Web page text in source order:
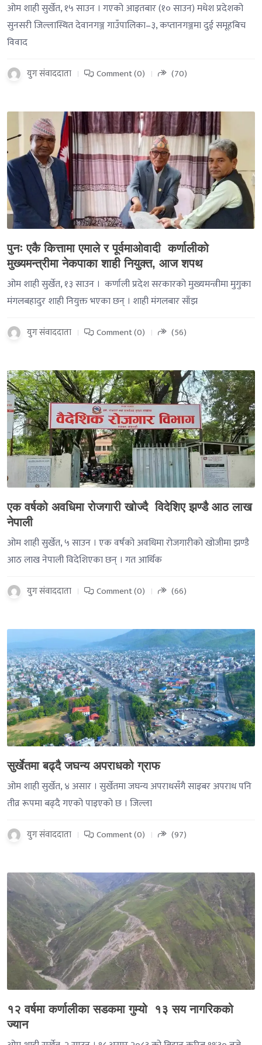
ओम शाही सुर्खेत, १५ साउन । गएको आइतबार (१० साउन) मधेश प्रदेशको
सुनसरी जिल्लास्थित देवानगञ्ज गाउँपालिका–३, कप्तानगञ्जमा दुई समूहबिच
विवाद
युग संवाददाता Comment (0) (70)
पुनः एकै कित्तामा एमाले र पूर्वमाओवादी कर्णालीको
मुख्यमन्त्रीमा नेकपाका शाही नियुक्त, आज शपथ
ओम शाही सुर्खेत, १३ साउन । कर्णाली प्रदेश सरकारको मुख्यमन्त्रीमा मुगुका
मंगलबहादुर शाही नियुक्त भएका छन् । शाही मंगलबार साँझ
युग संवाददाता Comment (0) (56)
एक वर्षको अवधिमा रोजगारी खोज्दै विदेशिए झण्डै आठ लाख
नेपाली
ओम शाही सुर्खेत, ५ साउन । एक वर्षको अवधिमा रोजगारीको खोजीमा झण्डै
आठ लाख नेपाली विदेशिएका छन् । गत आर्थिक
युग संवाददाता Comment (0) (66)
सुर्खेतमा बढ्दै जघन्य अपराधको ग्राफ
ओम शाही सुर्खेत, ४ असार । सुर्खेतमा जघन्य अपराधसँगै साइबर अपराध पनि
तीव्र रूपमा बढ्दै गएको पाइएको छ । जिल्ला
युग संवाददाता Comment (0) (97)
१२ वर्षमा कर्णालीका सडकमा गुम्यो १३ सय नागरिकको
ज्यान